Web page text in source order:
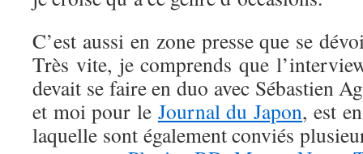
C’est aussi en zone presse que se
Très vite, je comprends que
devait se faire en duo avec Sébastien
et moi pour le Journal du Japon, est
laquelle sont également conviés